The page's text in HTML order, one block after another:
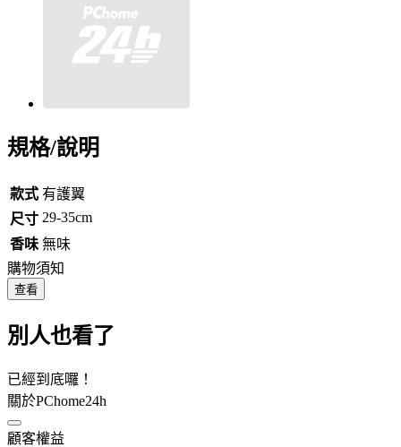
規格/說明
款式 有護翼
尺寸 29-35cm
香味 無味
購物須知
查看
別人也看了
已經到底囉！
關於PChome24h
顧客權益